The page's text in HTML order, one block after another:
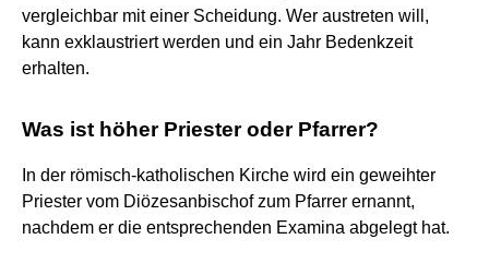
vergleichbar mit einer Scheidung. Wer austreten will,
kann exklaustriert werden und ein Jahr Bedenkzeit
erhalten.
Was ist höher Priester oder Pfarrer?
In der römisch-katholischen Kirche wird ein geweihter
Priester vom Diözesanbischof zum Pfarrer ernannt,
nachdem er die entsprechenden Examina abgelegt hat.